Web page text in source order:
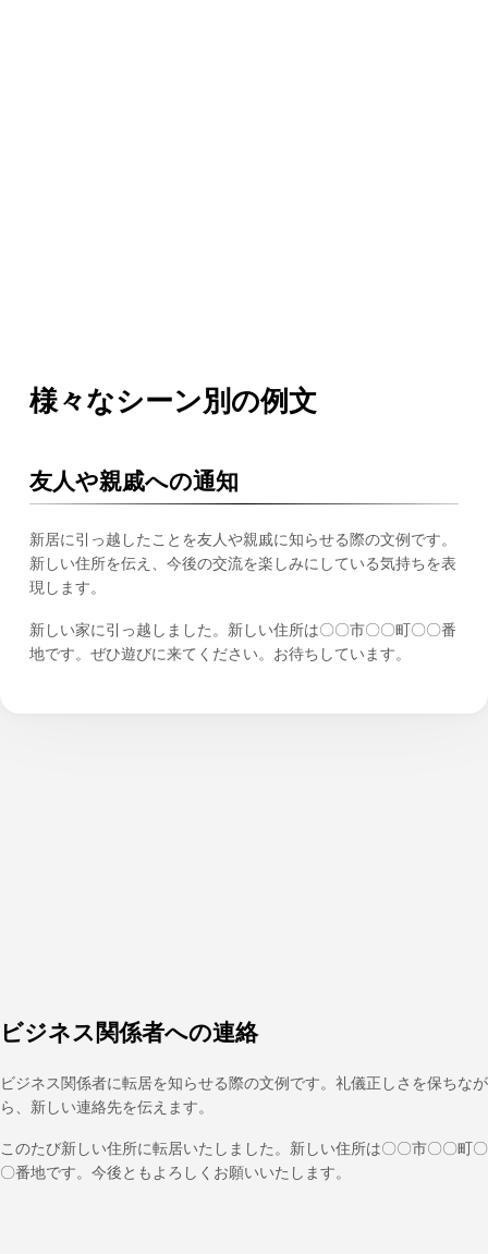
様々なシーン別の例文
友人や親戚への通知
新居に引っ越したことを友人や親戚に知らせる際の文例です。
新しい住所を伝え、今後の交流を楽しみにしている気持ちを表
現します。
新しい家に引っ越しました。新しい住所は〇〇市〇〇町〇〇番
地です。ぜひ遊びに来てください。お待ちしています。
ビジネス関係者への連絡
ビジネス関係者に転居を知らせる際の文例です。礼儀正しさを保ちなが
ら、新しい連絡先を伝えます。
このたび新しい住所に転居いたしました。新しい住所は〇〇市〇〇町〇
〇番地です。今後ともよろしくお願いいたします。